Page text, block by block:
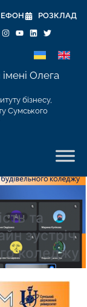
РОЗКЛАД
Олега
бізнесу,
Сумського
та
зустріч
коледжу